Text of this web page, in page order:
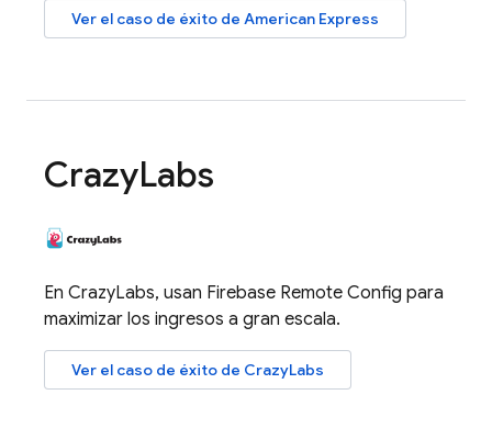
Ver el caso de éxito de American Express
CrazyLabs
En CrazyLabs, usan Firebase Remote Config para
maximizar los ingresos a gran escala.
Ver el caso de éxito de CrazyLabs